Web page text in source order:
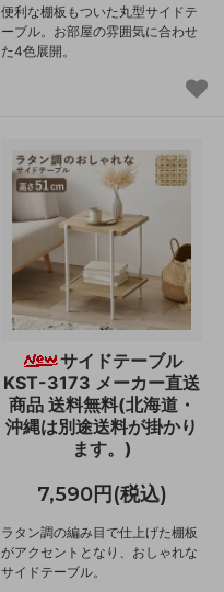
便利な棚板もついた丸型サイドテ
ーブル。お部屋の雰囲気に合わせ
た4色展開。
サイドテーブル
KST-3173 メーカー直送
商品 送料無料(北海道・
沖縄は別途送料が掛かり
ます。)
7,590円(税込)
ラタン調の編み目で仕上げた棚板
がアクセントとなり、おしゃれな
サイドテーブル。